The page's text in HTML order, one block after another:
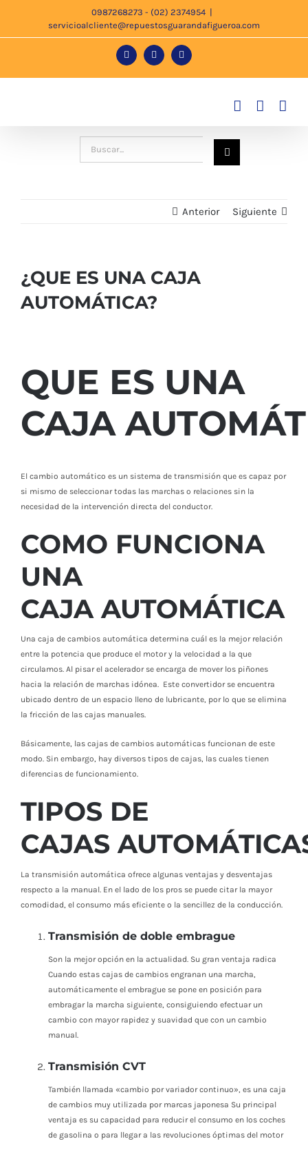
0987268273 - (02) 2374954 |
servicioalcliente@repuestosguarandafigueroa.com
FacebookInstagramTiktok
Buscar:
Anterior Siguiente
¿QUE ES UNA CAJA
AUTOMÁTICA?
QUE ES UNA
CAJA
El cambio automático es un sistema de transmisión que es capaz por
si mismo de seleccionar todas las marchas o relaciones sin la
necesidad de la intervención directa del conductor.
COMO FUNCIONA
UNA
CAJAAUTOMÁTICA
Una caja de cambios automática determina cuál es la mejor relación
entre la potencia que produce el motor y la velocidad a la que
circulamos. Al pisar el acelerador se encarga de mover los piñones
hacia la relación de marchas idónea. Este convertidor se encuentra
ubicado dentro de un espacio lleno de lubricante, por lo que se elimina
la fricción de las cajas manuales.
Básicamente, las cajas de cambios automáticas funcionan de este
modo. Sin embargo, hay diversos tipos de cajas, las cuales tienen
diferencias de funcionamiento.
TIPOS DE
CAJAS
La transmisión automática ofrece algunas ventajas y desventajas
respecto a la manual. En el lado de los pros se puede citar la mayor
comodidad, el consumo más eficiente o la sencillez de la conducción.
Transmisión de doble embrague
Son la mejor opción en la actualidad. Su gran ventaja radica
Cuando estas cajas de cambios engranan una marcha,
automáticamente el embrague se pone en posición para
embragar la marcha siguiente, consiguiendo efectuar un
cambio con mayor rapidez y suavidad que con un cambio
manual.
Transmisión CVT
También llamada «cambio por variador continuo», es una caja
de cambios muy utilizada por marcas japonesa Su principal
ventaja es su capacidad para reducir el consumo en los coches
de gasolina o para llegar a las revoluciones óptimas del motor